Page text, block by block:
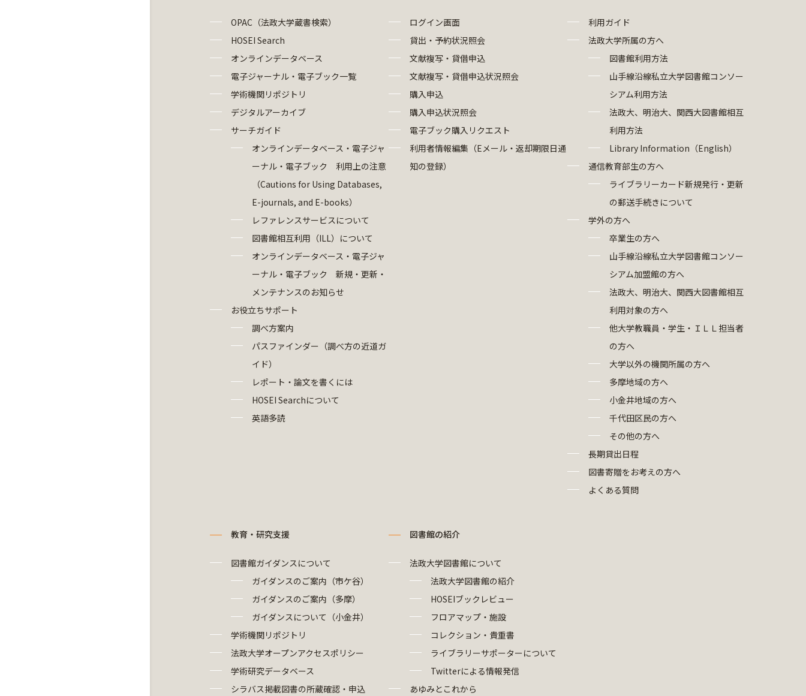
OPAC（法政大学蔵書検索）
HOSEI Search
オンラインデータベース
電子ジャーナル・電子ブック一覧
学術機関リポジトリ
デジタルアーカイブ
サーチガイド
オンラインデータベース・電子ジャ
ーナル・電子ブック 利用上の注意
（Cautions for Using Databases,
E-journals, and E-books）
レファレンスサービスについて
図書館相互利用（ILL）について
オンラインデータベース・電子ジャ
ーナル・電子ブック 新規・更新・
メンテナンスのお知らせ
お役立ちサポート
調べ方案内
パスファインダー（調べ方の近道ガ
イド）
レポート・論文を書くには
HOSEI Searchについて
英語多読
ログイン画面
貸出・予約状況照会
文献複写・貸借申込
文献複写・貸借申込状況照会
購入申込
購入申込状況照会
電子ブック購入リクエスト
利用者情報編集（Eメール・返却期限日通
知の登録）
利用ガイド
法政大学所属の方へ
図書館利用方法
山手線沿線私立大学図書館コンソー
シアム利用方法
法政大、明治大、関西大図書館相互
利用方法
Library Information（English）
通信教育部生の方へ
ライブラリーカード新規発行・更新
の郵送手続きについて
学外の方へ
卒業生の方へ
山手線沿線私立大学図書館コンソー
シアム加盟館の方へ
法政大、明治大、関西大図書館相互
利用対象の方へ
他大学教職員・学生・ＩＬＬ担当者
の方へ
大学以外の機関所属の方へ
多摩地域の方へ
小金井地域の方へ
千代田区民の方へ
その他の方へ
長期貸出日程
図書寄贈をお考えの方へ
よくある質問
教育・研究支援
図書館ガイダンスについて
ガイダンスのご案内（市ケ谷）
ガイダンスのご案内（多摩）
ガイダンスについて（小金井）
学術機関リポジトリ
法政大学オープンアクセスポリシー
学術研究データベース
シラバス掲載図書の所蔵確認・申込
図書館の紹介
法政大学図書館について
法政大学図書館の紹介
HOSEIブックレビュー
フロアマップ・施設
コレクション・貴重書
ライブラリーサポーターについて
Twitterによる情報発信
あゆみとこれから